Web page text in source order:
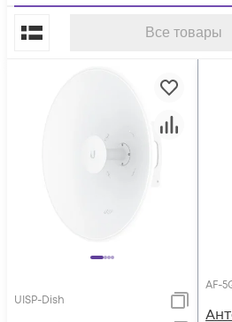
Все товары
По популярности
UISP-Dish
AF-